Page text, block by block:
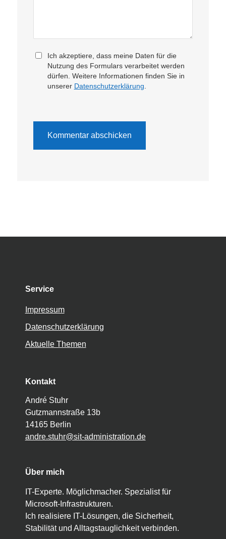
Ich akzeptiere, dass meine Daten für die
Nutzung des Formulars verarbeitet werden
dürfen. Weitere Informationen finden Sie in
unserer Datenschutzerklärung.
Service
Impressum
Datenschutzerklärung
Aktuelle Themen
Kontakt
André Stuhr
Gutzmannstraße 13b
14165 Berlin
andre.stuhr@sit-administration.de
Über mich
IT-Experte. Möglichmacher. Spezialist für
Microsoft-Infrastrukturen.
Ich realisiere IT-Lösungen, die Sicherheit,
Stabilität und Alltagstauglichkeit verbinden.